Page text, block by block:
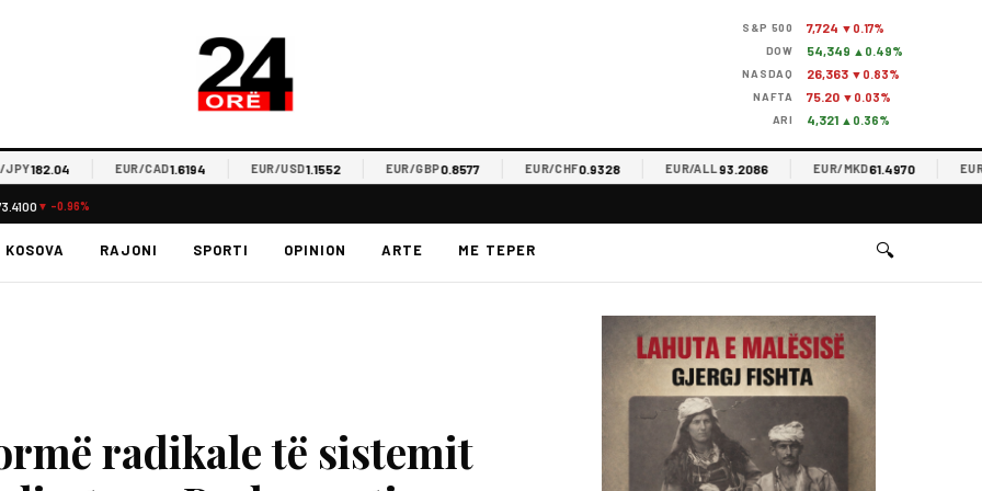
S&P 500 7,724 ▼0.17%
DOW 54,349 ▲0.49%
NASDAQ 26,363 ▼0.83%
NAFTA 75.20 ▼0.03%
ARI 4,321 ▲0.36%
182.04 EUR/CAD1.6194 EUR/USD1.1552 EUR/GBP0.8577 EUR/CHF0.9328 EUR/ALL93.2086 EUR/MKD61.4970 EUR/
▼ -0.96%
KOSOVA RAJONI SPORTI OPINION ARTE ME TEPER 🔍
radikale të sistemit